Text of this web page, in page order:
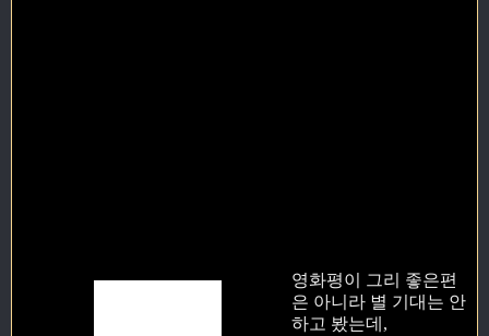
영화평이 그리 좋은편
은 아니라 별 기대는 안
하고 봤는데,